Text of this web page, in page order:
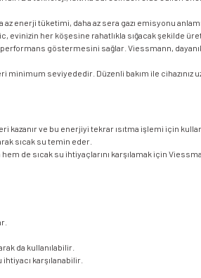
enerji tüketimi, daha az sera gazı emisyonu
her köşesine rahatlıkla sığacak şekilde
göstermesini sağlar. Viessmann,
seviyededir. Düzenli bakım ile cihazınız
kazanır ve bu enerjiyi tekrar ısıtma işlemi için
sıcak su temin eder.
de sıcak su ihtiyaçlarını karşılamak için
da kullanılabilir.
karşılanabilir.